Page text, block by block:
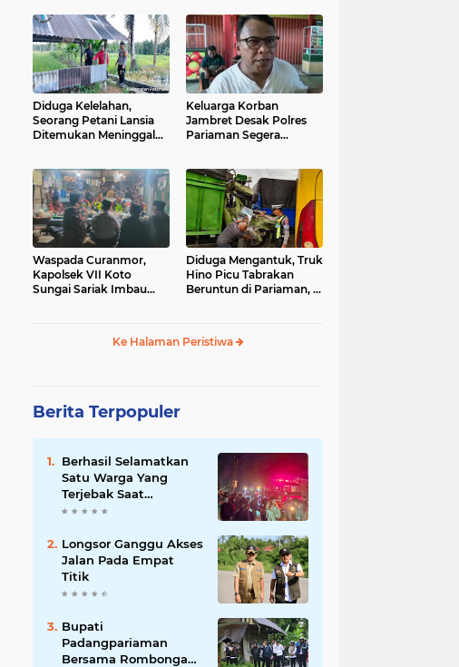
Diduga Kelelahan,
Seorang Petani Lansia
Ditemukan Meninggal
Keluarga Korban
Jambret Desak Polres
Pariaman Segera
Waspada Curanmor,
Kapolsek VII Koto
Sungai Sariak Imbau
Diduga Mengantuk, Truk
Hino Picu Tabrakan
Beruntun di Pariaman, 5
Ke Halaman Peristiwa
Berita Terpopuler
Berhasil Selamatkan
Satu Warga Yang
Terjebak Saat
Kebakaran
Longsor Ganggu Akses
Jalan Pada Empat
Titik
Bupati
Padangpariaman
Bersama Rombongan